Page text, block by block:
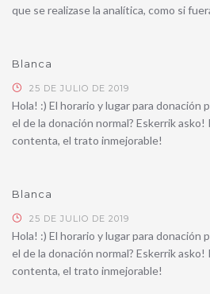
que se realizase la analítica, como si
Blanca
25 DE JULIO DE 2019
Hola! :) El horario y lugar para donación
el de la donación normal? Eskerrik asko!
contenta, el trato inmejorable!
Blanca
25 DE JULIO DE 2019
Hola! :) El horario y lugar para donación
el de la donación normal? Eskerrik asko!
contenta, el trato inmejorable!